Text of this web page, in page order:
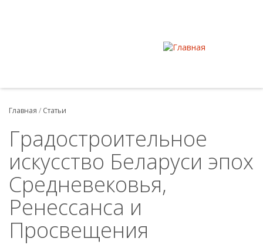
Главная / Статьи
Градостроительное
искусство Беларуси эпох
Средневековья,
Ренессанса и
Просвещения